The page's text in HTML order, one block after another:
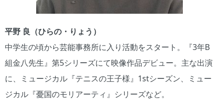
平野 良（ひらの・りょう）
中学生の頃から芸能事務所に入り活動をスタート。『3年B
組金八先生』第5シリーズにて映像作品デビュー。主な出演
に、ミュージカル『テニスの王子様』1stシーズン、ミュー
ジカル『憂国のモリアーティ』シリーズなど。